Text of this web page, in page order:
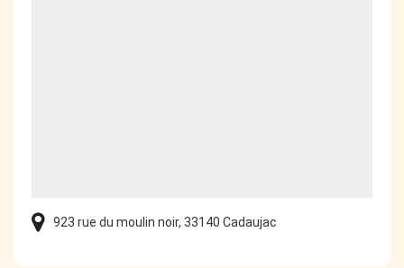
923 rue du moulin noir, 33140 Cadaujac